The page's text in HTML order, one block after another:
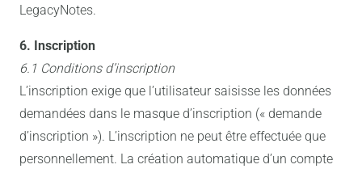
LegacyNotes.
6. Inscription
6.1 Conditions d’inscription
L’inscription exige que l’utilisateur saisisse les données
demandées dans le masque d’inscription (« demande
d’inscription »). L’inscription ne peut être effectuée que
personnellement. La création automatique d’un compte